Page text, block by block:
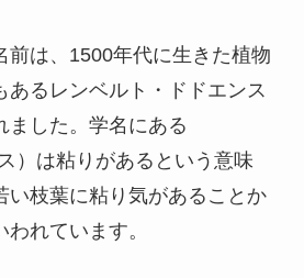
前は、1500年代に生きた植物
あるレンベルト・ドドエンス
ました。学名にある
）は粘りがあるという意味
い枝葉に粘り気があることか
れています。